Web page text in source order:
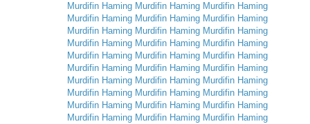
Murdifin Haming Murdifin Haming Murdifin Haming
Murdifin Haming Murdifin Haming Murdifin Haming
Murdifin Haming Murdifin Haming Murdifin Haming
Murdifin Haming Murdifin Haming Murdifin Haming
Murdifin Haming Murdifin Haming Murdifin Haming
Murdifin Haming Murdifin Haming Murdifin Haming
Murdifin Haming Murdifin Haming Murdifin Haming
Murdifin Haming Murdifin Haming Murdifin Haming
Murdifin Haming Murdifin Haming Murdifin Haming
Murdifin Haming Murdifin Haming Murdifin Haming